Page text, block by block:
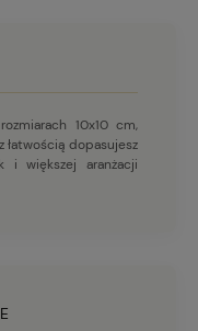
10x10 cm,
łatwością dopasujesz
i większej aranżacji